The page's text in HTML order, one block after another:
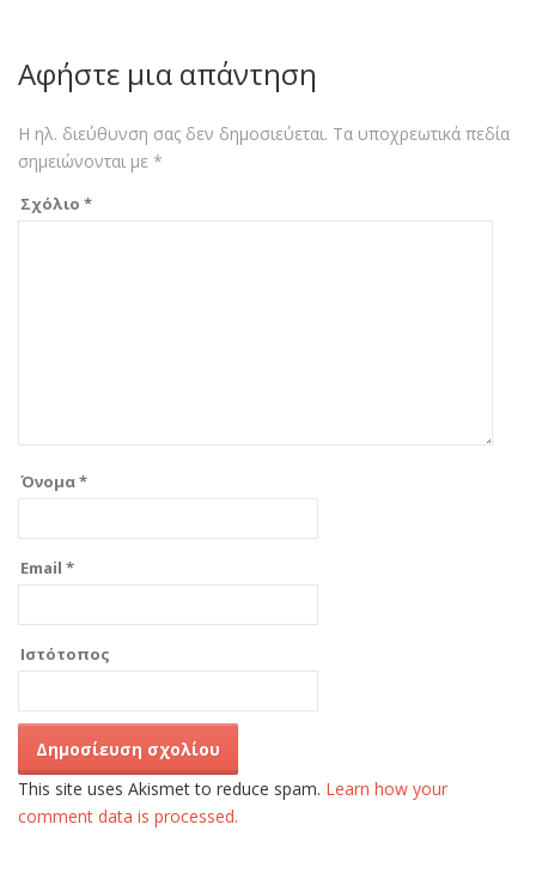
Αφήστε μια απάντηση
Η ηλ. διεύθυνση σας δεν δημοσιεύεται. Τα υποχρεωτικά πεδία
σημειώνονται με *
Σχόλιο *
Όνομα*
Email *
Ιστότοπος
This site uses Akismet to reduce spam. Learn how your
comment data is processed.